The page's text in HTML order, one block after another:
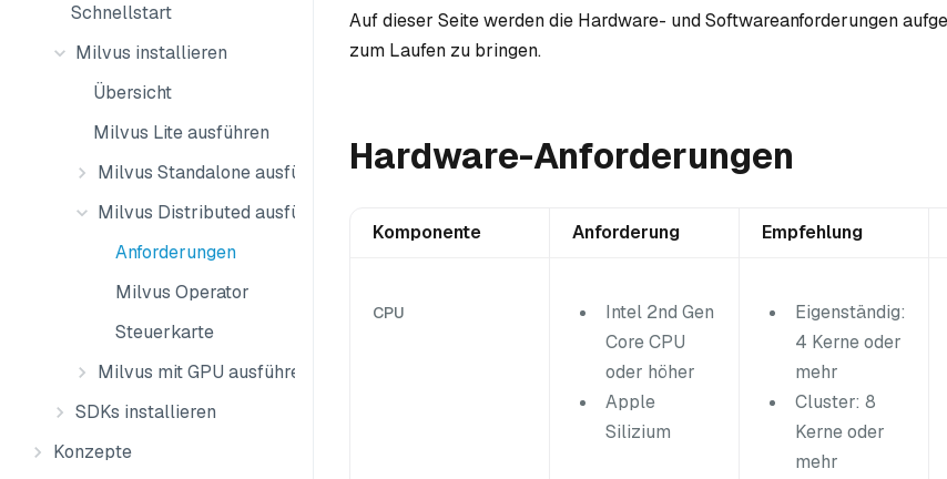
Schnellstart
Milvus installieren
Übersicht
Milvus Lite ausführen
Milvus Standalone ausführen
Milvus Distributed ausführen
Anforderungen
Milvus Operator
Steuerkarte
Milvus mit GPU ausführen
SDKs installieren
Konzepte
Auf dieser Seite werden die Hardware- und Softwareanforderungen
zum Laufen zu bringen.
Hardware-Anforderungen
Komponente Anforderung Empfehlung
CPU
Intel 2nd Gen
Core CPU
oder höher
Apple
Silizium
Eigenständig:
4 Kerne oder
mehr
Cluster: 8
Kerne oder
mehr